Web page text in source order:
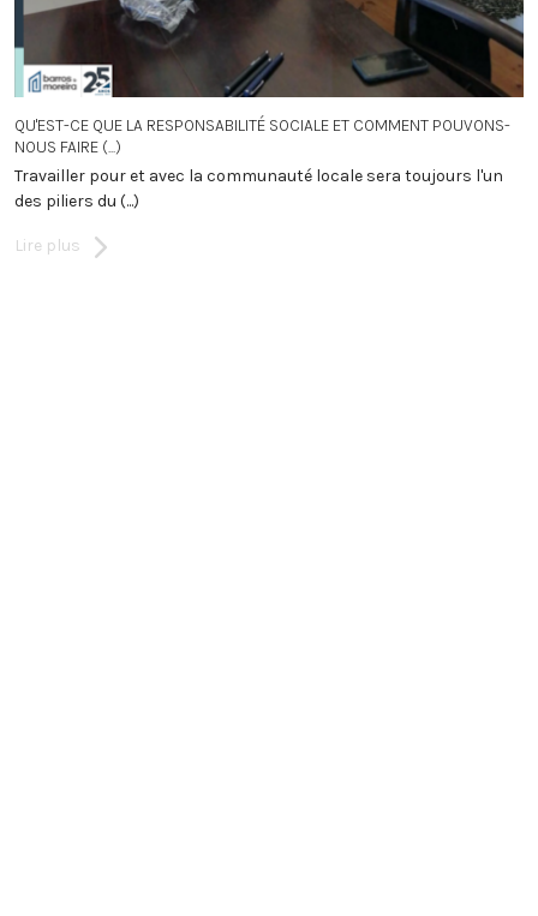
QU'EST-CE QUE LA RESPONSABILITÉ SOCIALE ET COMMENT POUVONS-
NOUS FAIRE (...)
Travailler pour et avec la communauté locale sera toujours l'un
des piliers du (...)
Lire plus